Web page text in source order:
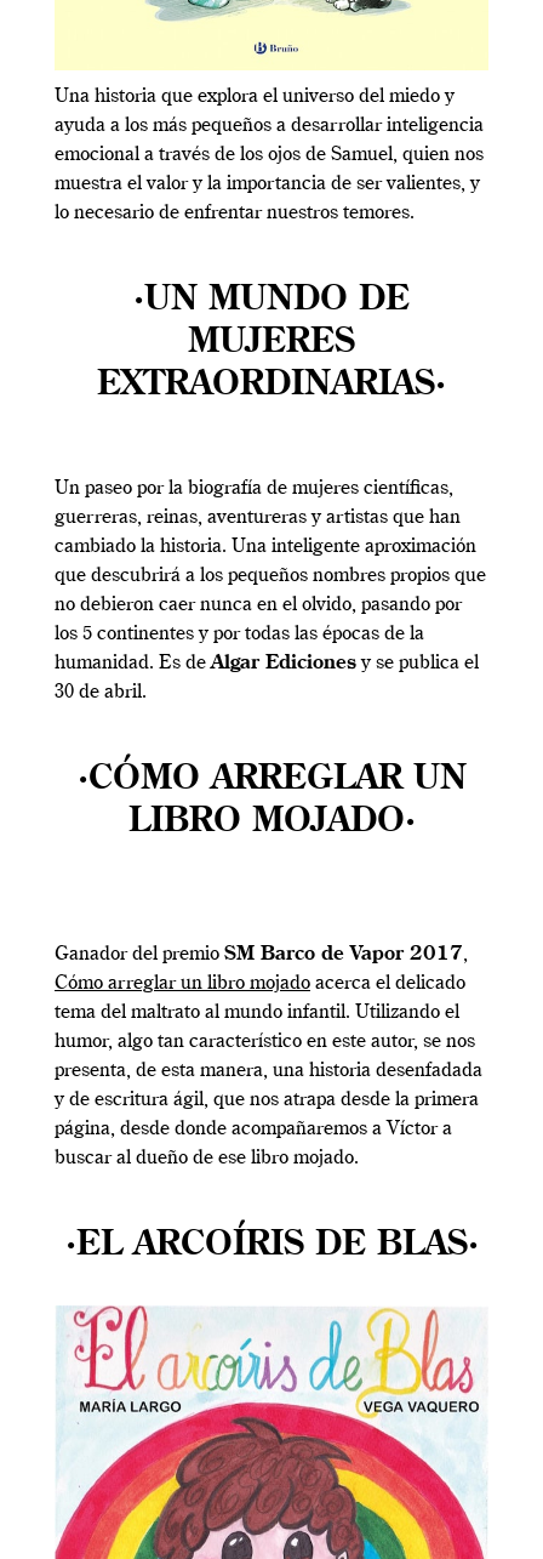
Una historia que explora el universo del miedo y
ayuda a los más pequeños a desarrollar inteligencia
emocional a través de los ojos de Samuel, quien nos
muestra el valor y la importancia de ser valientes, y
lo necesario de enfrentar nuestros temores.
·UN MUNDO DE
MUJERES
EXTRAORDINARIAS·
Un paseo por la biografía de mujeres científicas,
guerreras, reinas, aventureras y artistas que han
cambiado la historia. Una inteligente aproximación
que descubrirá a los pequeños nombres propios que
no debieron caer nunca en el olvido, pasando por
los 5 continentes y por todas las épocas de la
humanidad. Es deAlgar Edicionesy se publica el
30 de abril.
·CÓMO ARREGLAR UN
LIBRO MOJADO·
Ganador del premio SM Barco de Vapor 2017,
Cómo arreglar un libro mojado acerca el delicado
tema del maltrato al mundo infantil. Utilizando el
humor, algo tan característico en este autor, se nos
presenta, de esta manera, una historia desenfadada
y de escritura ágil, que nos atrapa desde la primera
página, desde donde acompañaremos a Víctor a
buscar al dueño de ese libro mojado.
·EL ARCOÍRIS DE BLAS·